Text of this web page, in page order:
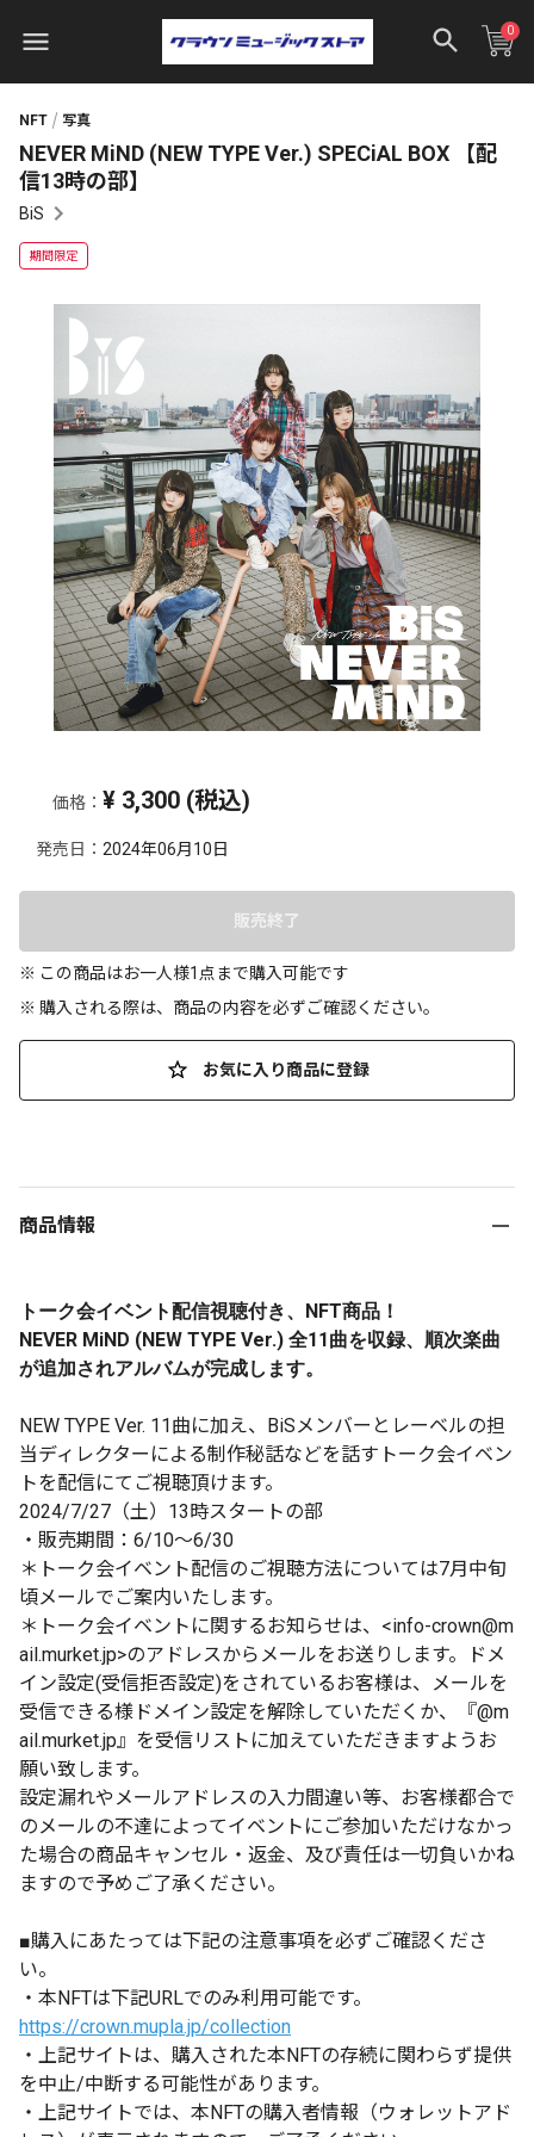
0
NFT 写真
NEVER MiND (NEW TYPE Ver.) SPECiAL BOX 【配
信13時の部】
BiS
期間限定
価格： ¥ 3,300 (税込)
発売日： 2024年06月10日
販売終了
※ この商品はお一人様1点まで購入可能です
※ 購入される際は、商品の内容を必ずご確認ください。
お気に入り商品に登録
商品情報
トーク会イベント配信視聴付き、 NFT商品！
NEVER MiND (NEW TYPE Ver.) 全11曲を収録、順次楽曲
が追加されアルバムが完成します。
NEW TYPE Ver. 11曲に加え、 BiSメンバーとレーベルの担
当ディレクターによる制作秘話などを話すトーク会イベン
トを配信にてご視聴頂けます。
2024/7/27 （土） 13時スタートの部
・販売期間： 6/10～6/30
＊トーク会イベント配信のご視聴方法については7月中旬
頃メールでご案内いたします。
＊トーク会イベントに関するお知らせは、 <info-crown@m
ail.murket.jp>のアドレスからメールをお送りします。ドメ
イン設定(受信拒否設定)をされているお客様は、メールを
受信できる様ドメイン設定を解除していただくか、『@m
ail.murket.jp』を受信リストに加えていただきますようお
願い致します。
設定漏れやメールアドレスの入力間違い等、お客様都合で
のメールの不達によってイベントにご参加いただけなかっ
た場合の商品キャンセル・返金、及び責任は一切負いかね
ますので予めご了承ください。
■購入にあたっては下記の注意事項を必ずご確認くださ
い。
・本NFTは下記URLでのみ利用可能です。
https://crown.mupla.jp/collection
・上記サイトは、購入された本NFTの存続に関わらず提供
を中止/中断する可能性があります。
・上記サイトでは、本NFTの購入者情報（ウォレットアド